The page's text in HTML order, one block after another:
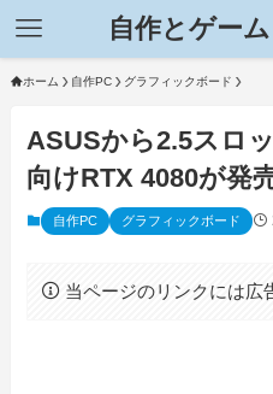
自作とゲー
ホーム 自作PC グラフィックボード
ASUSから2.5スロ
向けRTX 4080が発
自作PC グラフィックボード
当ページのリンクには広